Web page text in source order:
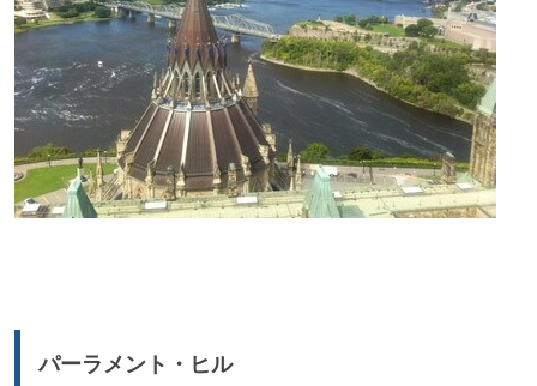
パーラメント・ヒル